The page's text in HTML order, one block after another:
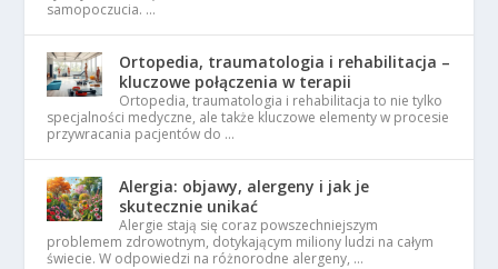
samopoczucia. …
Ortopedia, traumatologia i rehabilitacja –
kluczowe połączenia w terapii
Ortopedia, traumatologia i rehabilitacja to nie tylko
specjalności medyczne, ale także kluczowe elementy w procesie
przywracania pacjentów do …
Alergia: objawy, alergeny i jak je
skutecznie unikać
Alergie stają się coraz powszechniejszym
problemem zdrowotnym, dotykającym miliony ludzi na całym
świecie. W odpowiedzi na różnorodne alergeny, …